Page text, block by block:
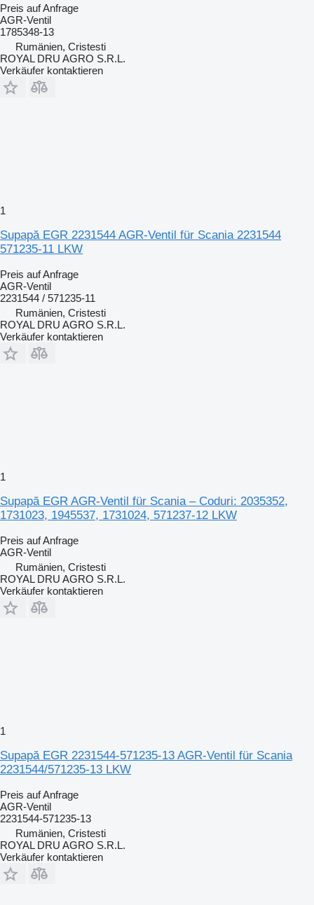
Preis auf Anfrage
AGR-Ventil
1785348-13
Rumänien, Cristesti
ROYAL DRU AGRO S.R.L.
Verkäufer kontaktieren
1
Supapă EGR 2231544 AGR-Ventil für Scania 2231544
571235-11 LKW
Preis auf Anfrage
AGR-Ventil
2231544 / 571235-11
Rumänien, Cristesti
ROYAL DRU AGRO S.R.L.
Verkäufer kontaktieren
1
Supapă EGR AGR-Ventil für Scania – Coduri: 2035352,
1731023, 1945537, 1731024, 571237-12 LKW
Preis auf Anfrage
AGR-Ventil
Rumänien, Cristesti
ROYAL DRU AGRO S.R.L.
Verkäufer kontaktieren
1
Supapă EGR 2231544-571235-13 AGR-Ventil für Scania
2231544/571235-13 LKW
Preis auf Anfrage
AGR-Ventil
2231544-571235-13
Rumänien, Cristesti
ROYAL DRU AGRO S.R.L.
Verkäufer kontaktieren